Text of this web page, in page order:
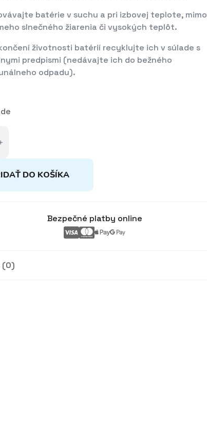
batérie v suchu a pri izbovej teplote, mimo
slnečného žiarenia či vysokých teplôt.
životnosti batérií recyklujte ich v súlade s
predpismi (nedávajte ich do bežného
odpadu).
DO KOŠÍKA
Bezpečné platby online
(0)